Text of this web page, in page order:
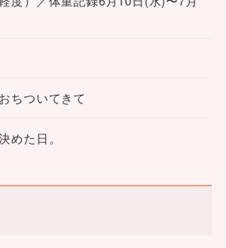
ちついてきて
めた日。